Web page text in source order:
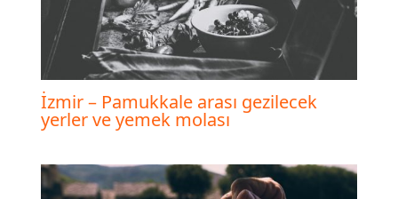
İzmir – Pamukkale arası gezilecek
yerler ve yemek molası